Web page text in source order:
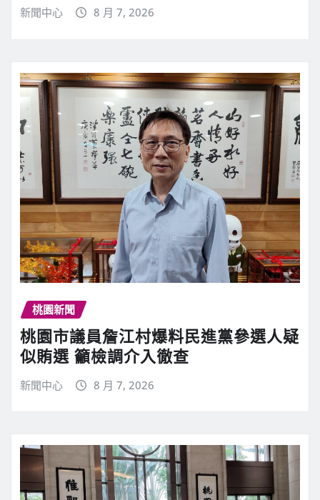
新聞中心 8 月 7, 2026
桃園新聞
桃園市議員詹江村爆料民進黨參選人疑
似賄選 籲檢調介入徹查
新聞中心 8 月 7, 2026